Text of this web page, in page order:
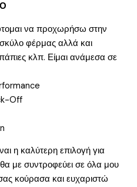
να προχωρήσω στην
φέρμας αλλά και
κλπ. Είμαι ανάμεσα σε
Off
η καλύτερη επιλογή για
με συντροφεύει σε όλα μου
κούρασα και ευχαριστώ